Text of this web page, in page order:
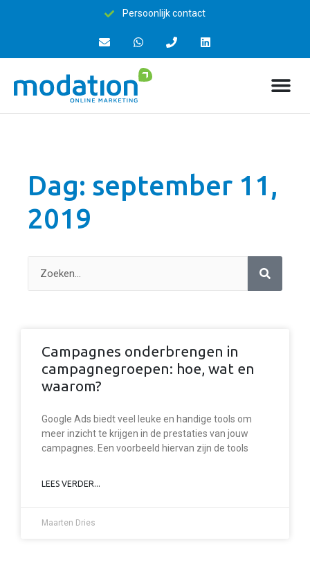
Persoonlijk contact
Dag: september 11,
2019
Campagnes onderbrengen in
campagnegroepen: hoe, wat en
waarom?
Google Ads biedt veel leuke en handige tools om
meer inzicht te krijgen in de prestaties van jouw
campagnes. Een voorbeeld hiervan zijn de tools
LEES VERDER...
Maarten Dries